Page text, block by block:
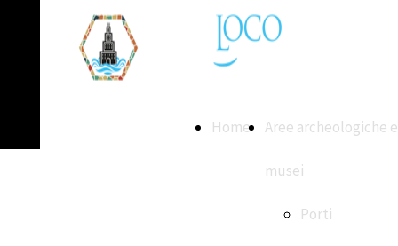
Home Aree archeologiche e
musei
Porti